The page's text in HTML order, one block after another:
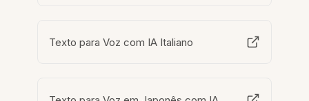
Texto para Voz com IA Italiano